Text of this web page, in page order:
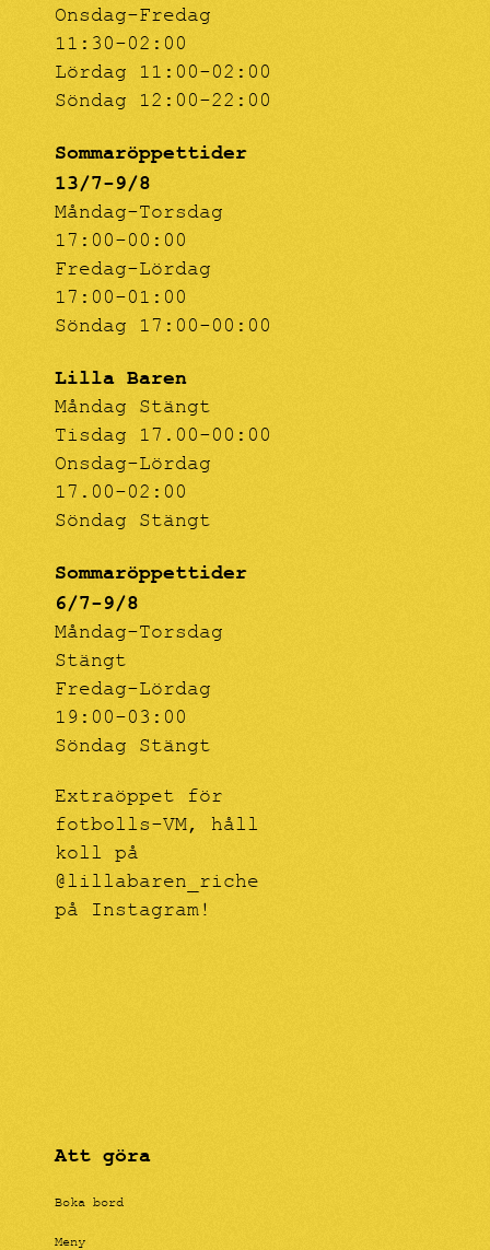
Onsdag-Fredag
11:30-02:00
Lördag 11:00-02:00
Söndag 12:00-22:00
Sommaröppettider
13/7-9/8
Måndag-Torsdag
17:00-00:00
Fredag-Lördag
17:00-01:00
Söndag 17:00-00:00
Lilla Baren
Måndag Stängt
Tisdag 17.00-00:00
Onsdag-Lördag
17.00-02:00
Söndag Stängt
Sommaröppettider
6/7-9/8
Måndag-Torsdag
Stängt
Fredag-Lördag
19:00-03:00
Söndag Stängt
Extraöppet för
fotbolls-VM, håll
koll på
@lillabaren_riche
på Instagram!
Att göra
Boka bord
Meny